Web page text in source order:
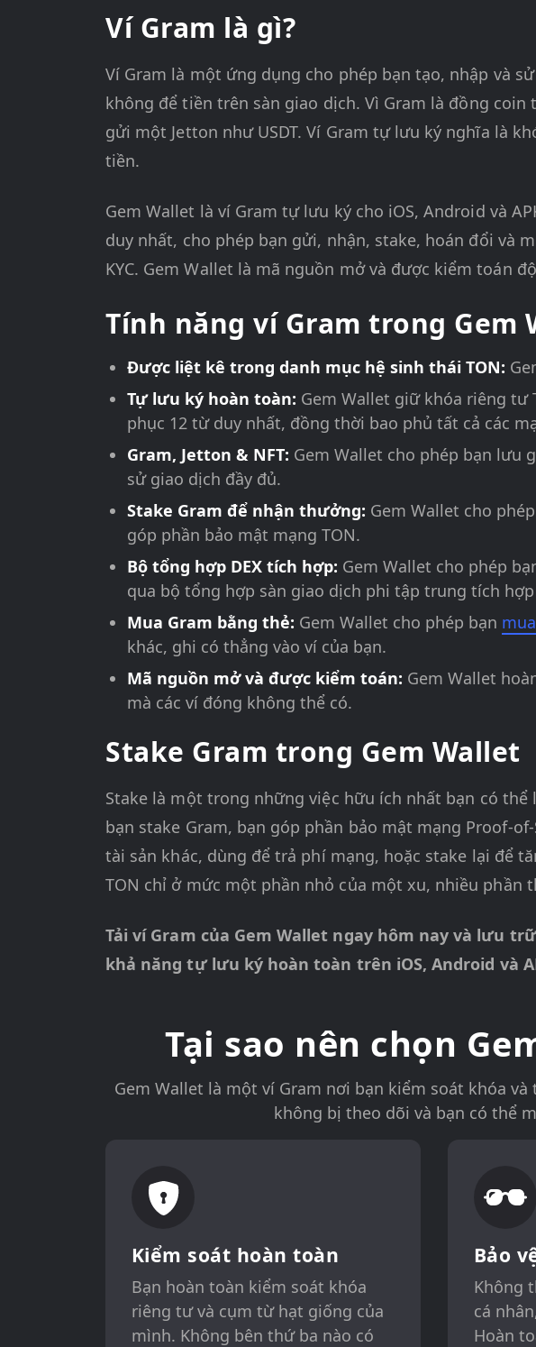
Ví Gram là gì?
Ví Gram là một ứng dụng cho phép bạn tạo, nhập và
không để tiền trên sàn giao dịch. Vì Gram là đồng
gửi một Jetton như USDT. Ví Gram tự lưu ký nghĩa là
tiền.
Gem Wallet là ví Gram tự lưu ký cho iOS, Android và
duy nhất, cho phép bạn gửi, nhận, stake, hoán đổi và
KYC. Gem Wallet là mã nguồn mở và được kiểm toán
Tính năng ví Gram trong Gem
Được liệt kê trong danh mục hệ sinh thái TON:
Tự lưu ký hoàn toàn: Gem Wallet giữ khóa riêng tư
phục 12 từ duy nhất, đồng thời bao phủ tất cả các
Gram, Jetton & NFT: Gem Wallet cho phép bạn lưu
sử giao dịch đầy đủ.
Stake Gram để nhận thưởng: Gem Wallet cho
góp phần bảo mật mạng TON.
Bộ tổng hợp DEX tích hợp: Gem Wallet cho phép
qua bộ tổng hợp sàn giao dịch phi tập trung tích
Mua Gram bằng thẻ: Gem Wallet cho phép bạn
khác, ghi có thẳng vào ví của bạn.
Mã nguồn mở và được kiểm toán: Gem Wallet
mà các ví đóng không thể có.
Stake Gram trong Gem Wallet
Stake là một trong những việc hữu ích nhất bạn có
bạn stake Gram, bạn góp phần bảo mật mạng Proof-
tài sản khác, dùng để trả phí mạng, hoặc stake lại để
TON chỉ ở mức một phần nhỏ của một xu, nhiều
Tải ví Gram của Gem Wallet ngay hôm nay và lưu
khả năng tự lưu ký hoàn toàn trên iOS, Android và
Tại sao nên chọn
Gem Wallet là một ví Gram nơi bạn kiểm soát khóa
không bị theo dõi và bạn có thể
Kiểm soát hoàn toàn
Bạn hoàn toàn kiểm soát khóa
riêng tư và cụm từ hạt giống của
mình. Không bên thứ ba nào có
Bảo
Không
cá
Hoàn